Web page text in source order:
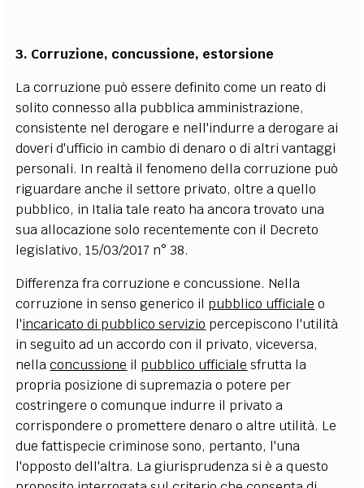
3. Corruzione, concussione, estorsione
La corruzione può essere definito come un reato di
solito connesso alla pubblica amministrazione,
consistente nel derogare e nell'indurre a derogare ai
doveri d'ufficio in cambio di denaro o di altri vantaggi
personali. In realtà il fenomeno della corruzione può
riguardare anche il settore privato, oltre a quello
pubblico, in Italia tale reato ha ancora trovato una
sua allocazione solo recentemente con il Decreto
legislativo, 15/03/2017 n° 38.
Differenza fra corruzione e concussione. Nella
corruzione in senso generico il pubblico ufficiale o
l'incaricato di pubblico servizio percepiscono l'utilità
in seguito ad un accordo con il privato, viceversa,
nellaconcussione il pubblico ufficiale sfrutta la
propria posizione di supremazia o potere per
costringere o comunque indurre il privato a
corrispondere o promettere denaro o altre utilità. Le
due fattispecie criminose sono, pertanto, l'una
l'opposto dell'altra. La giurisprudenza si è a questo